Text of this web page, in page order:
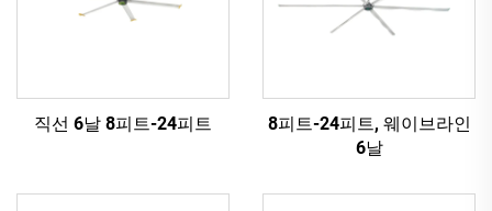
직선 6날 8피트-24피트
8피트-24피트, 웨이브라인
6날